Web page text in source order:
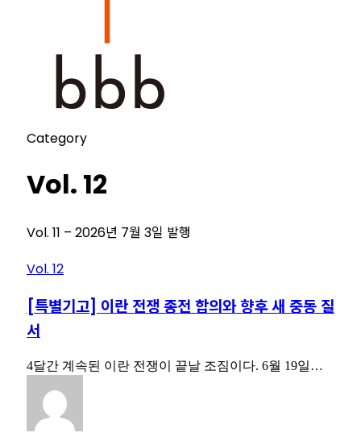
Category
Vol. 12
Vol. 11 – 2026년 7월 3일 발행
Vol. 12
[특별기고] 이란 전쟁 종전 합의와 향후 새 중동 질
서
4달간 계속된 이란 전쟁이 끝날 조짐이다. 6월 19일…